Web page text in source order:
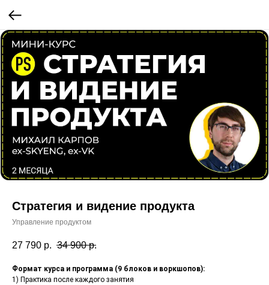
Стратегия и видение продукта
Управление продуктом
27 790 р. 34 900 р.
Формат курса и программа (9 блоков и воркшопов):
1) Практика после каждого занятия